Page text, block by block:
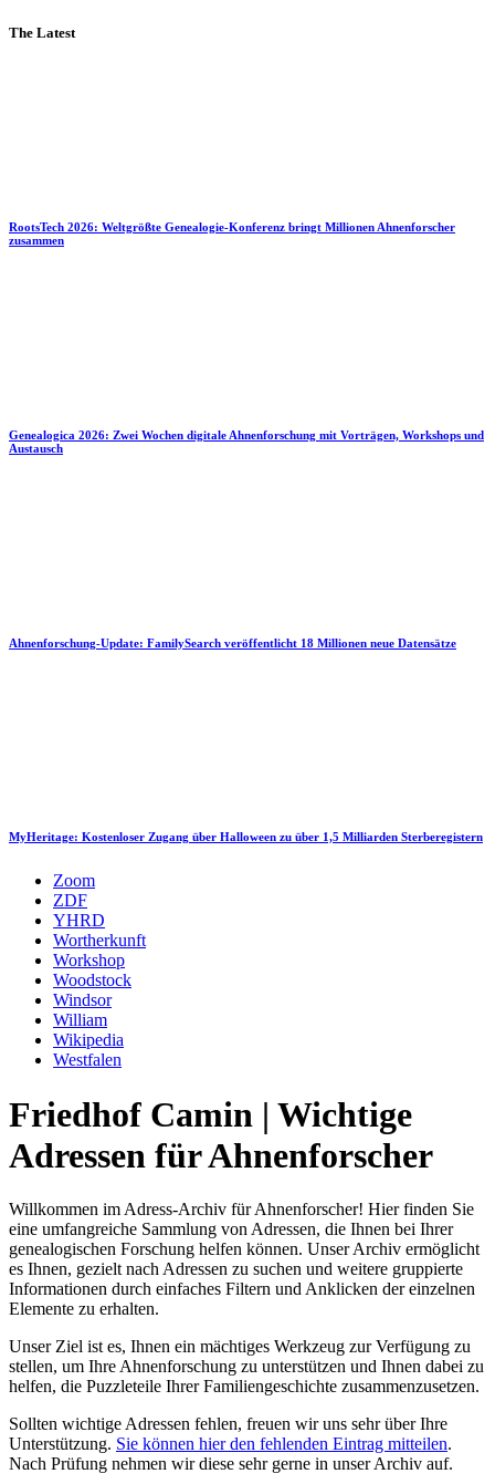
The Latest
RootsTech 2026: Weltgrößte Genealogie-Konferenz bringt Millionen Ahnenforscher
zusammen
Genealogica 2026: Zwei Wochen digitale Ahnenforschung mit Vorträgen, Workshops und
Austausch
Ahnenforschung-Update: FamilySearch veröffentlicht 18 Millionen neue Datensätze
MyHeritage: Kostenloser Zugang über Halloween zu über 1,5 Milliarden Sterberegistern
Zoom
ZDF
YHRD
Wortherkunft
Workshop
Woodstock
Windsor
William
Wikipedia
Westfalen
Friedhof Camin | Wichtige
Adressen für Ahnenforscher
Willkommen im Adress-Archiv für Ahnenforscher! Hier finden Sie
eine umfangreiche Sammlung von Adressen, die Ihnen bei Ihrer
genealogischen Forschung helfen können. Unser Archiv ermöglicht
es Ihnen, gezielt nach Adressen zu suchen und weitere gruppierte
Informationen durch einfaches Filtern und Anklicken der einzelnen
Elemente zu erhalten.
Unser Ziel ist es, Ihnen ein mächtiges Werkzeug zur Verfügung zu
stellen, um Ihre Ahnenforschung zu unterstützen und Ihnen dabei zu
helfen, die Puzzleteile Ihrer Familiengeschichte zusammenzusetzen.
Sollten wichtige Adressen fehlen, freuen wir uns sehr über Ihre
Unterstützung. Sie können hier den fehlenden Eintrag mitteilen.
Nach Prüfung nehmen wir diese sehr gerne in unser Archiv auf.